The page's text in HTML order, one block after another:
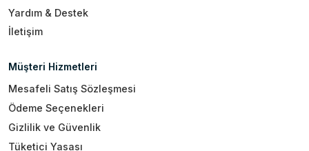
Yardım & Destek
İletişim
Müşteri Hizmetleri
Mesafeli Satış Sözleşmesi
Ödeme Seçenekleri
Gizlilik ve Güvenlik
Tüketici Yasası